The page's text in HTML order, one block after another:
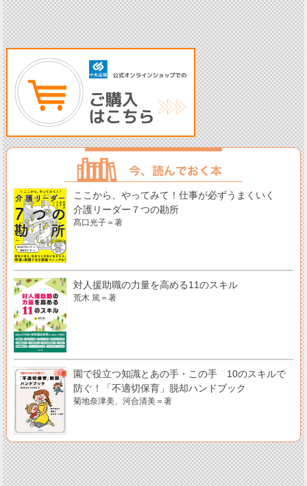
ここから、やってみて！仕事が必ずうまくいく
介護リーダー７つの勘所
髙口光子＝著
対人援助職の力量を高める11のスキル
荒木 篤＝著
園で役立つ知識とあの手・この手 10のスキルで
防ぐ！「不適切保育」脱却ハンドブック
菊地奈津美、河合清美＝著